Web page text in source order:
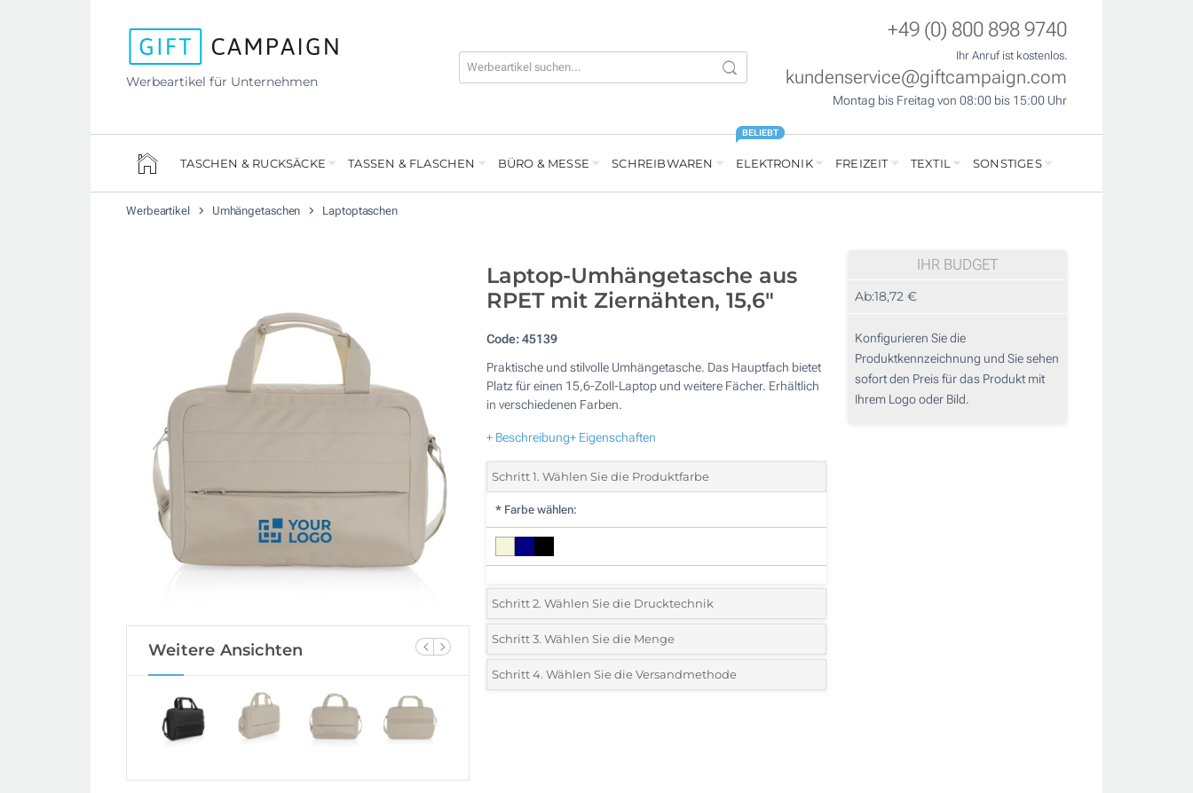
Werbeartikel für Unternehmen
+49 (0) 800 898 9740
Ihr Anruf ist kostenlos.
kundenservice@giftcampaign.com
Montag bis Freitag von 08:00 bis 15:00 Uhr
TASCHEN & RUCKSÄCKE TASSEN & FLASCHEN BÜRO & MESSE SCHREIBWAREN ELEKTRONIK
BELIEBT
FREIZEIT TEXTIL SONSTIGES
Werbeartikel Umhängetaschen Laptoptaschen
Weitere Ansichten
Laptop-Umhängetasche aus
RPET mit Ziernähten, 15,6"
Code:45139
Praktische und stilvolle Umhängetasche. Das Hauptfach bietet
Platz für einen 15,6-Zoll-Laptop und weitere Fächer. Erhältlich
in verschiedenen Farben.
+ Beschreibung+ Eigenschaften
Schritt 1. Wählen Sie die Produktfarbe
* Farbe wählen:
Schritt 2. Wählen Sie die Drucktechnik
*Wählen Sie die Druck- und Farbtechniken für Ihr Logo:
1 Farbig (Auf einer Seite)
Schritt 3. Wählen Sie die Menge
*Bitte wählen Sie Ihre gewünschte Menge
Schritt 4. Wählen Sie die Versandmethode
IHR BUDGET
Ab:18,72 €
Konfigurieren Sie die
Produktkennzeichnung und Sie sehen
sofort den Preis für das Produkt mit
Ihrem Logo oder Bild.